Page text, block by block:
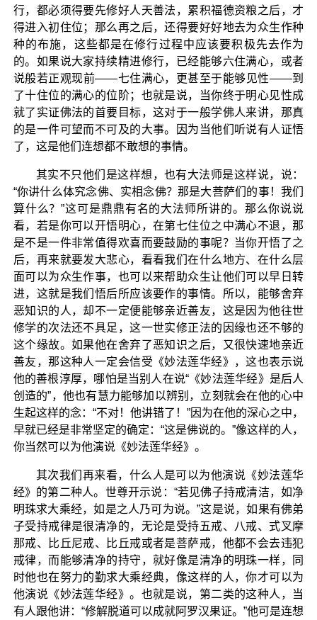
行，都必须得要先修好人天善法，累积福德资粮之后，才
得进入初住位；那么再之后，还得要好好地去为众生作种
种的布施，这些都是在修行过程中应该要积极先去作为
的。如果说大家持续精进修行，已经能够六住满心，或者
说般若正观现前——七住满心，更甚至于能够见性——到
了十住位的满心的位阶；也就是说，当你终于明心见性成
就了实证佛法的首要目标，这对于一般学佛人来讲，那真
的是一件可望而不可及的大事。因为当他们听说有人证悟
了，这是他们连想都不敢想的事情。
其实不只他们是这样想，也有大法师是这样说，说：
“你讲什么体究念佛、实相念佛？那是大菩萨们的事！我们
算什么？”这可是鼎鼎有名的大法师所讲的。那么你说说
看，若是你可以开悟明心，在第七住位之中满心不退，那
是不是一件非常值得欢喜而要鼓励的事呢？当你开悟了之
后，再来就要发大悲心，看看我们在什么地方、在什么层
面可以为众生作事，也可以来帮助众生让他们可以早日转
进，这就是我们悟后所应该要作的事情。所以，能够舍弃
恶知识的人，却不一定便能够亲近善友，这是因为他往世
修学的次法还不具足，这一世实修正法的因缘也还不够的
这个缘故。如果他在舍弃了恶知识之后，又很快速地亲近
善友，那这种人一定会信受《妙法莲华经》，这也表示说
他的善根淳厚，哪怕是当别人在说“《妙法莲华经》是后人
创造的”，他也有慧力能够加以辨别，立刻就会在他的心中
生起这样的念：“不对！他讲错了！”因为在他的深心之中，
早就已经是非常坚定的确定：“这是佛说的。”像这样的人，
你当然可以为他演说《妙法莲华经》。
其次我们再来看，什么人是可以为他演说《妙法莲华
经》的第二种人。世尊开示说：“若见佛子持戒清洁，如净
明珠求大乘经，如是之人乃可为说。”这是说，如果有佛弟
子受持戒律是很清净的，无论是受持五戒、八戒、式叉摩
那戒、比丘尼戒、比丘戒或者是菩萨戒，他都不会去违犯
戒律，而能够清净的持守，就好像是清净的明珠一样，同
时他也在努力的勤求大乘经典，像这样的人，你才可以为
他演说《妙法莲华经》。也就是说，第二类的这种人，当
有人跟他讲：“修解脱道可以成就阿罗汉果证。”他可是连想